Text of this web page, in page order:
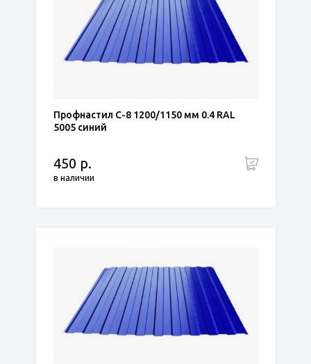
Профнастил С-8 1200/1150 мм 0.4 RAL
5005 синий
450 р.
в наличии